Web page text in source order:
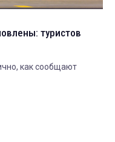
туристов
как сообщают